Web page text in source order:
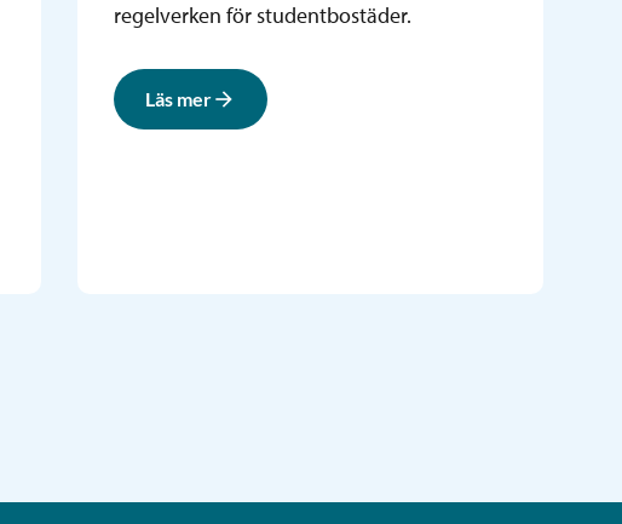
regelverken för studentbostäder.
Läs mer